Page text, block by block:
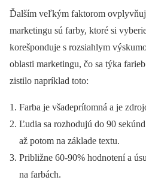
Ďalším veľkým faktorom
marketingu sú farby, ktoré si
korešponduje s rozsiahlym
oblasti marketingu, čo sa týka
zistilo napríklad toto:
Farba je všadeprítomná a je
Ľudia sa rozhodujú do 90
až potom na základe textu.
Približne 60-90% hodnotení a
na farbách.